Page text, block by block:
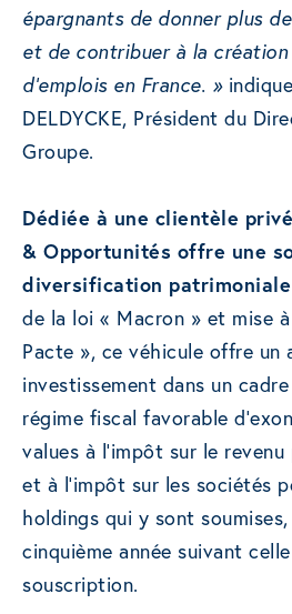
épargnants de donner plus
et de contribuer à la
d’emplois en France. »
DELDYCKE, Président du
Groupe.
Dédiée à une clientèle
& Opportunités offre une
diversification
de la loi « Macron » et mise
Pacte », ce véhicule offre un
investissement dans un
régime fiscal favorable
values à l’impôt sur le
et à l’impôt sur les sociétés
holdings qui y sont
cinquième année suivant
souscription.